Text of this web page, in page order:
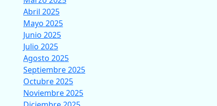
Abril 2025
Mayo 2025
Junio 2025
Julio 2025
Agosto 2025
Septiembre 2025
Octubre 2025
Noviembre 2025